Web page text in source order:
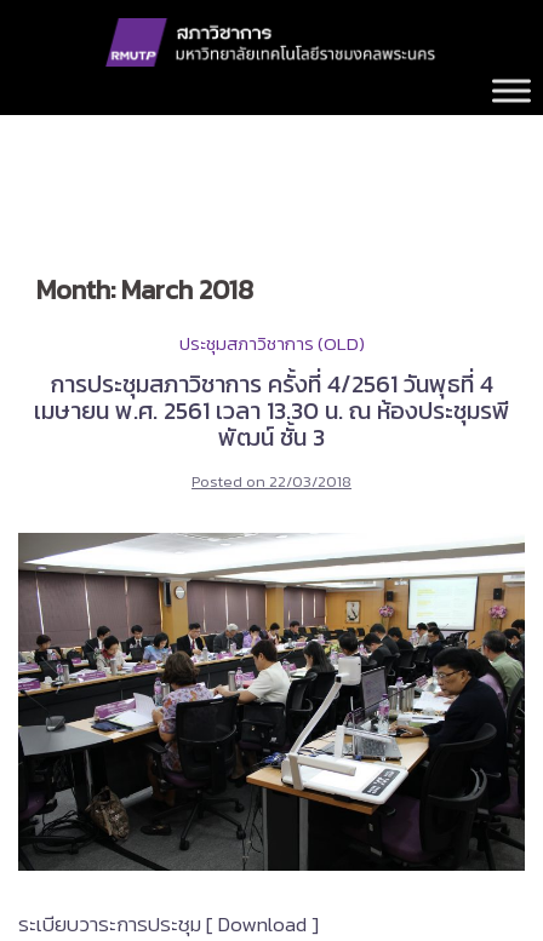
Month:March 2018
ประชุมสภาวิชาการ (OLD)
การประชุมสภาวิชาการ ครั้งที่ 4/2561 วันพุธที่ 4
เมษายน พ.ศ. 2561 เวลา 13.30 น. ณ ห้องประชุมรพี
พัฒน์ ชั้น 3
Posted on 22/03/2018
ระเบียบวาระการประชุม [ Download ]